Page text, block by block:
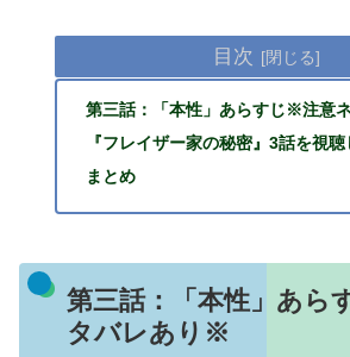
目次
第三話：「本性」あらすじ※注意
『フレイザー家の秘密』3話を視聴
まとめ
第三話：「本性」あら
タバレあり※